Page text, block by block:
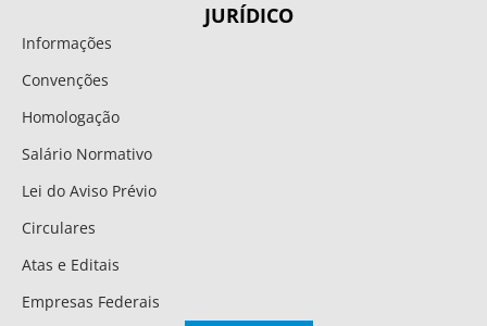
JURÍDICO
Informações
Convenções
Homologação
Salário Normativo
Lei do Aviso Prévio
Circulares
Atas e Editais
Empresas Federais